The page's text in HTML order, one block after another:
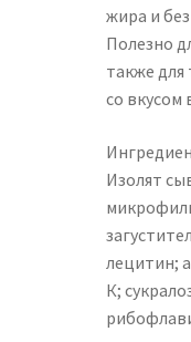
жира и без
Полезно
также для
со вкусом
Изолят
лецитин;
К;